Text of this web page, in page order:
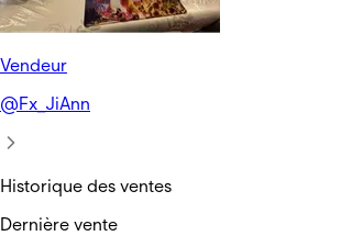
Vendeur
@Fx_JiAnn
Historique des ventes
Dernière vente